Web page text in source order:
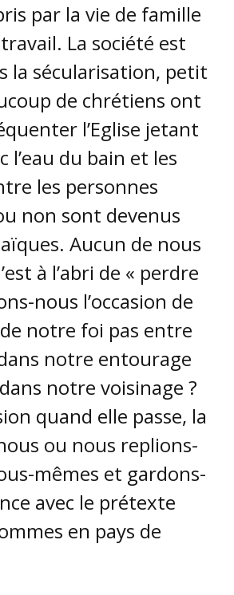
par la vie de famille
La société est
la sécularisation, petit
de chrétiens ont
l’Eglise jetant
l’eau du bain et les
les personnes
non sont devenus
Aucun de nous
à l’abri de « perdre
nous l’occasion de
notre foi pas entre
notre entourage
notre voisinage ?
quand elle passe, la
ou nous replions-
mêmes et gardons-
avec le prétexte
en pays de